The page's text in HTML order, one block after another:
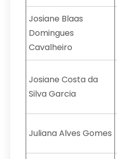
Josiane Blaas
Domingues
Cavalheiro
Josiane Costa da
Silva Garcia
Juliana Alves Gomes